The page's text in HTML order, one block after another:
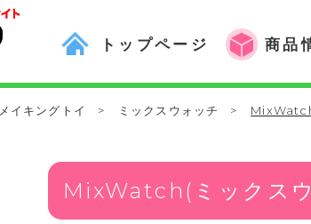
トップページ 商品
メイキングトイ > ミックスウォッチ >
MixWatch(ミックス